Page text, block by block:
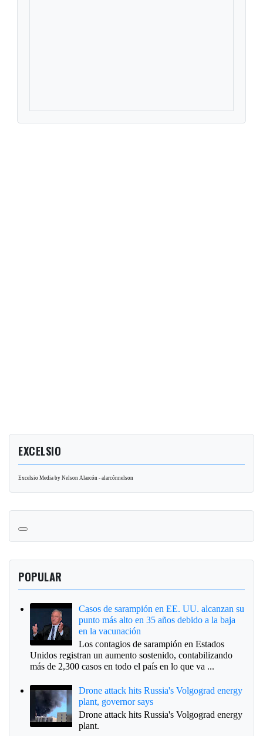
EXCELSIO
Excelsio Media by Nelson Alarcón - alarcónnelson
POPULAR
Casos de sarampión en EE. UU. alcanzan su
punto más alto en 35 años debido a la baja
en la vacunación
Los contagios de sarampión en Estados
Unidos registran un aumento sostenido, contabilizando
más de 2,300 casos en todo el país en lo que va ...
Drone attack hits Russia's Volgograd energy
plant, governor says
Drone attack hits Russia's Volgograd energy
plant.